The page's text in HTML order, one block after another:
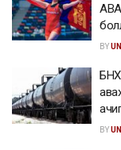
BY
BY